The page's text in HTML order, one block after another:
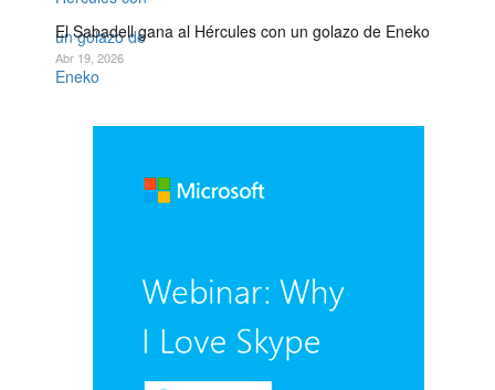
El Sabadell gana al Hércules con un golazo de Eneko
Abr 19, 2026